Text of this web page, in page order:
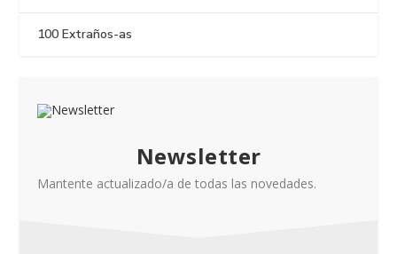
100 Extraños-as
Newsletter
Mantente actualizado/a de todas las novedades.